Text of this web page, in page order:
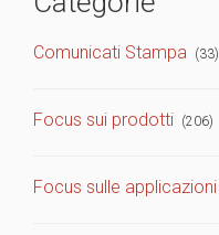
Comunicati Stampa (33)
Focus sui prodotti (206)
Focus sulle applicazioni